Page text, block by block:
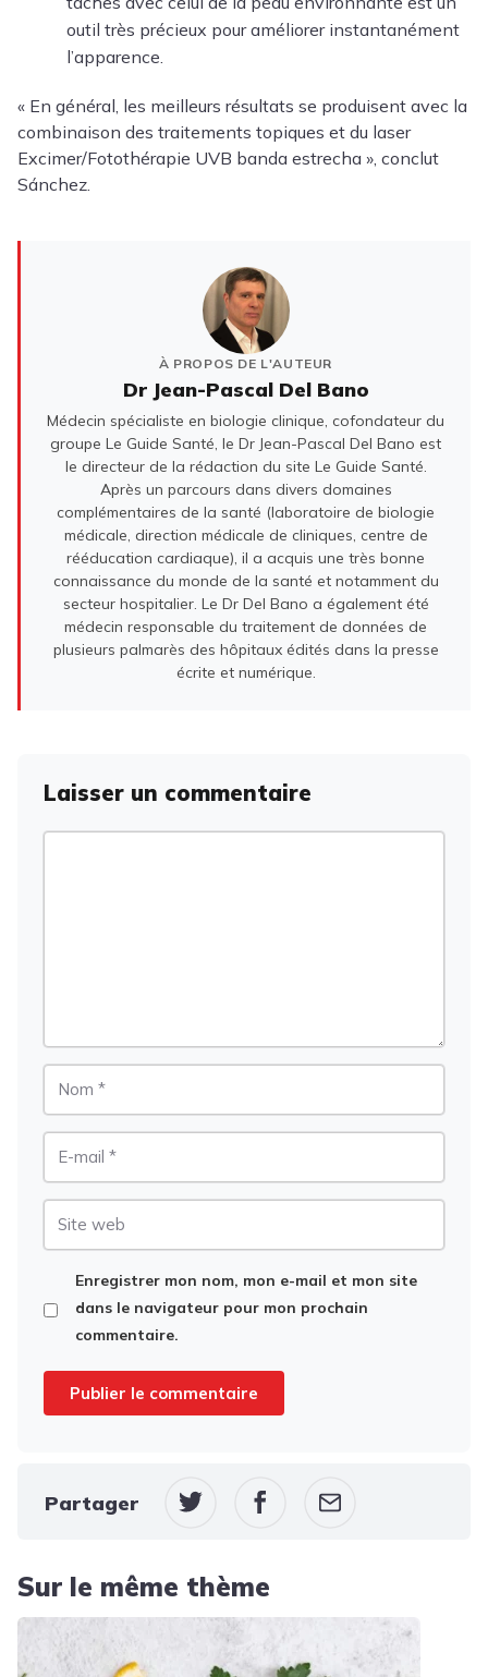
outil très précieux pour améliorer instantanément
l’apparence.
« En général, les meilleurs résultats se produisent avec la
combinaison des traitements topiques et du laser
Excimer/Fotothérapie UVB banda estrecha », conclut
Sánchez.
À PROPOS DE L'AUTEUR
Dr Jean-Pascal Del Bano
Médecin spécialiste en biologie clinique, cofondateur du
groupe Le Guide Santé, le Dr Jean-Pascal Del Bano est
le directeur de la rédaction du site Le Guide Santé.
Après un parcours dans divers domaines
complémentaires de la santé (laboratoire de biologie
médicale, direction médicale de cliniques, centre de
rééducation cardiaque), il a acquis une très bonne
connaissance du monde de la santé et notamment du
secteur hospitalier. Le Dr Del Bano a également été
médecin responsable du traitement de données de
plusieurs palmarès des hôpitaux édités dans la presse
écrite et numérique.
Laisser un commentaire
Enregistrer mon nom, mon e-mail et mon site
dans le navigateur pour mon prochain
commentaire.
Partager
Sur le même thème